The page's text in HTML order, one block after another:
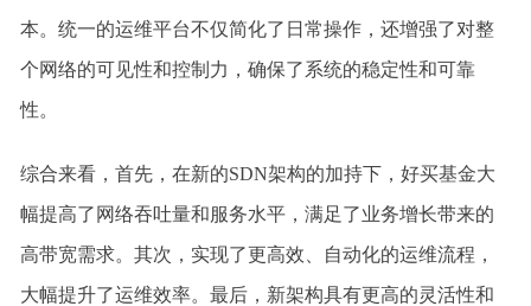
本。统一的运维平台不仅简化了日常操作，还增强了对整
个网络的可见性和控制力，确保了系统的稳定性和可靠
性。
综合来看，首先，在新的SDN架构的加持下，好买基金大
幅提高了网络吞吐量和服务水平，满足了业务增长带来的
高带宽需求。其次，实现了更高效、自动化的运维流程，
大幅提升了运维效率。最后，新架构具有更高的灵活性和